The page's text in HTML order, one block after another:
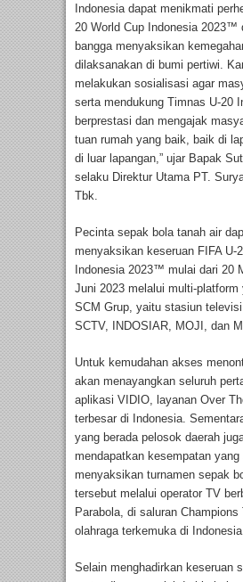
Indonesia dapat menikmati
20 World Cup Indonesia 2023™
bangga menyaksikan
dilaksanakan di bumi pertiwi.
melakukan sosialisasi agar
serta mendukung Timnas U-20
berprestasi dan mengajak
tuan rumah yang baik, baik di
di luar lapangan,” ujar Bapak
selaku Direktur Utama PT.
Tbk.
Pecinta sepak bola tanah air
menyaksikan keseruan FIFA U-
Indonesia 2023™ mulai dari 20
Juni 2023 melalui multi-platform
SCM Grup, yaitu stasiun
SCTV, INDOSIAR, MOJI, dan
Untuk kemudahan akses
akan menayangkan seluruh
aplikasi VIDIO, layanan Over
terbesar di Indonesia.
yang berada pelosok daerah
mendapatkan kesempatan
menyaksikan turnamen sepak
tersebut melalui operator TV
Parabola, di saluran Champions
olahraga terkemuka di
Selain menghadirkan keseruan